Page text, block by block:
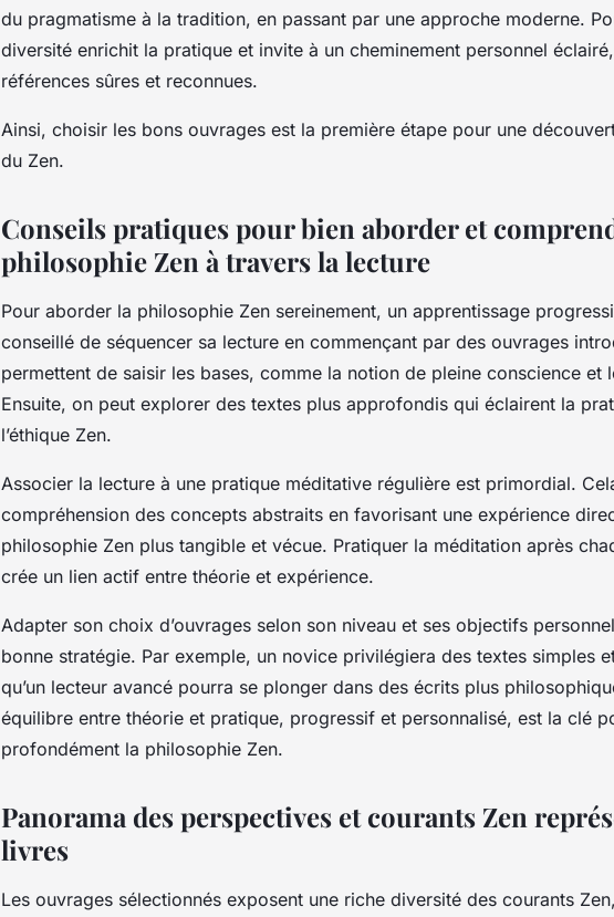
du pragmatisme à la tradition, en passant par une approche moderne.
diversité enrichit la pratique et invite à un cheminement personnel
références sûres et reconnues.
Ainsi, choisir les bons ouvrages est la première étape pour une
du Zen.
Conseils pratiques pour bien aborder et
philosophie Zen à travers la lecture
Pour aborder la philosophie Zen sereinement, un apprentissage
conseillé de séquencer sa lecture en commençant par des ouvrages
permettent de saisir les bases, comme la notion de pleine conscience et
Ensuite, on peut explorer des textes plus approfondis qui éclairent la
l’éthique Zen.
Associer la lecture à une pratique méditative régulière est primordial.
compréhension des concepts abstraits en favorisant une expérience
philosophie Zen plus tangible et vécue. Pratiquer la méditation après
crée un lien actif entre théorie et expérience.
Adapter son choix d’ouvrages selon son niveau et ses objectifs
bonne stratégie. Par exemple, un novice privilégiera des textes simples
qu’un lecteur avancé pourra se plonger dans des écrits plus
équilibre entre théorie et pratique, progressif et personnalisé, est la clé
profondément la philosophie Zen.
Panorama des perspectives et courants Zen
livres
Les ouvrages sélectionnés exposent une riche diversité des courants